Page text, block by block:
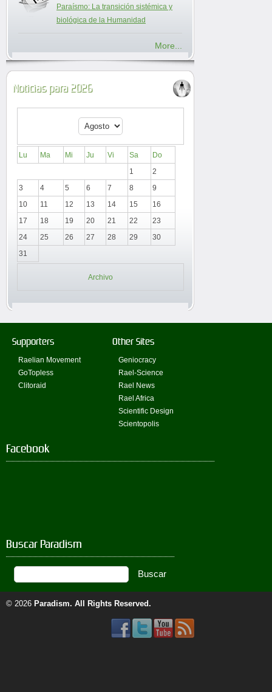
Paraísmo: La transición sistémica y
biológica de la Humanidad
More...
Noticias para 2026
Lu Ma Mi Ju Vi Sa
Do
1
2
3
4 5 6 7 8
9
10
11 12 13 14 15
16
17
18 19 20 21 22
23
24
25 26 27 28 29
30
31
Archivo
Supporters
Raelian Movement
GoTopless
Clitoraid
Other Sites
Geniocracy
Rael-Science
Rael News
Rael Africa
Scientific Design
Scientopolis
Facebook
Buscar Paradism
© 2026 Paradism. All Rights Reserved.